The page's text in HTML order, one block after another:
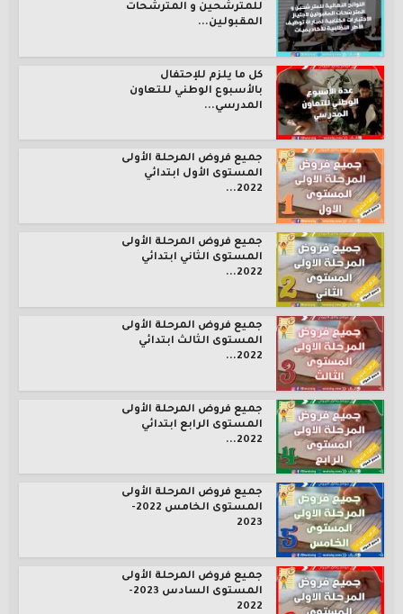
للمترشحين و المترشحات
المقبولين...
كل ما يلزم للإحتفال
بالأسبوع الوطني للتعاون
المدرسي...
جميع فروض المرحلة الأولى
المستوى الأول ابتدائي
2022...
جميع فروض المرحلة الأولى
المستوى الثاني ابتدائي
2022...
جميع فروض المرحلة الأولى
المستوى الثالث ابتدائي
2022...
جميع فروض المرحلة الأولى
المستوى الرابع ابتدائي
2022...
جميع فروض المرحلة الأولى
المستوى الخامس 2022-
2023
جميع فروض المرحلة الأولى
المستوى السادس 2023-
2022